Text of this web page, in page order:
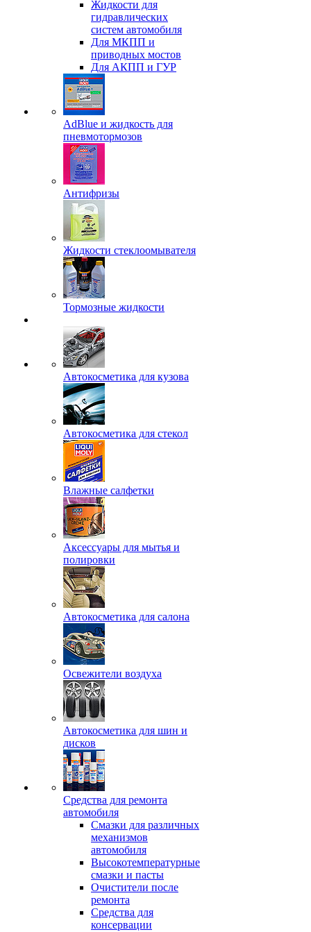
Жидкости для
гидравлических
систем автомобиля
Для МКПП и
приводных мостов
Для АКПП и ГУР
AdBlue и жидкость для
пневмотормозов
Антифризы
Жидкости стеклоомывателя
Тормозные жидкости
Автокосметика для кузова
Автокосметика для стекол
Влажные салфетки
Аксессуары для мытья и
полировки
Автокосметика для салона
Освежители воздуха
Автокосметика для шин и
дисков
Средства для ремонта
автомобиля
Смазки для различных
механизмов
автомобиля
Высокотемпературные
смазки и пасты
Очистители после
ремонта
Средства для
консервации